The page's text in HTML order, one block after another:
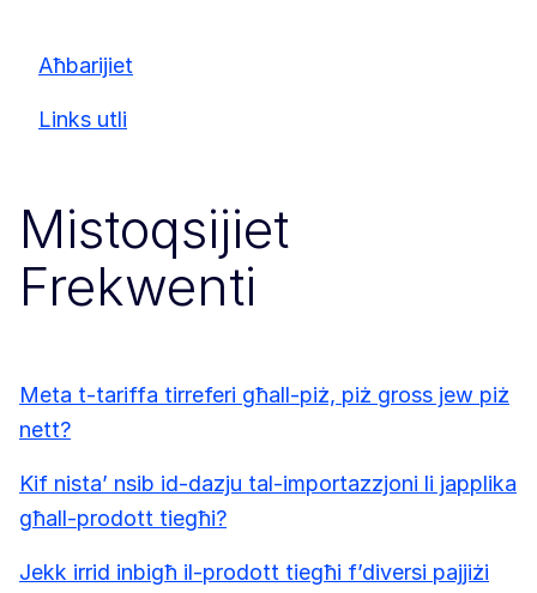
Aħbarijiet
Links utli
Mistoqsijiet
Frekwenti
Meta t-tariffa tirreferi għall-piż, piż gross jew piż
nett?
Kif nista’ nsib id-dazju tal-importazzjoni li japplika
għall-prodott tiegħi?
Jekk irrid inbigħ il-prodott tiegħi f’diversi pajjiżi